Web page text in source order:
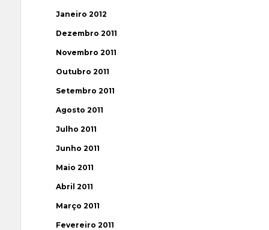
Janeiro 2012
Dezembro 2011
Novembro 2011
Outubro 2011
Setembro 2011
Agosto 2011
Julho 2011
Junho 2011
Maio 2011
Abril 2011
Março 2011
Fevereiro 2011